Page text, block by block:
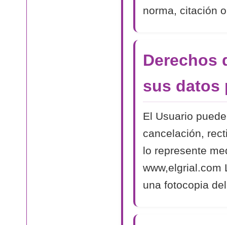
norma, citación
Derechos
sus datos
El Usuario
cancelación,
lo represente
www,elgrial.com
una fotocopia